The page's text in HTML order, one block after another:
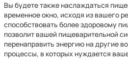
Вы будете также наслаждаться
временное окно, исходя из вашего
способствовать более здоровому
позволит вашей пищеварительной
перенаправить энергию на другие
процессы, в которых нуждается